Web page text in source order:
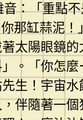
：「重點
缸蒜泥
太陽眼鏡
。「你
生！宇宙
伴隨著一個